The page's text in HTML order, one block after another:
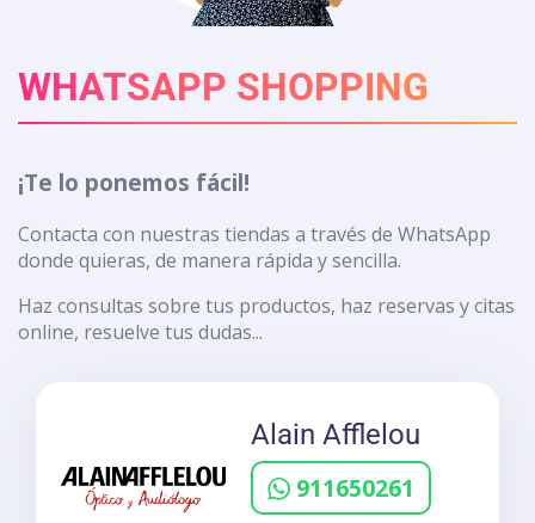
WHATSAPP SHOPPING
¡Te lo ponemos fácil!
Contacta con nuestras tiendas a través de WhatsApp
donde quieras, de manera rápida y sencilla.
Haz consultas sobre tus productos, haz reservas y citas
online, resuelve tus dudas...
Alain Afflelou
911650261